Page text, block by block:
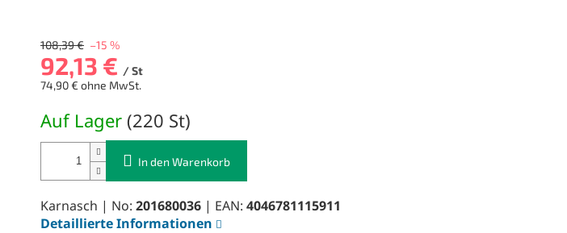
108,39 € –15 %
92,13 € / St
74,90 € ohne MwSt.
Auf Lager (220 St)
In den Warenkorb
Karnasch | No: 201680036 | EAN: 4046781115911
Detaillierte Informationen